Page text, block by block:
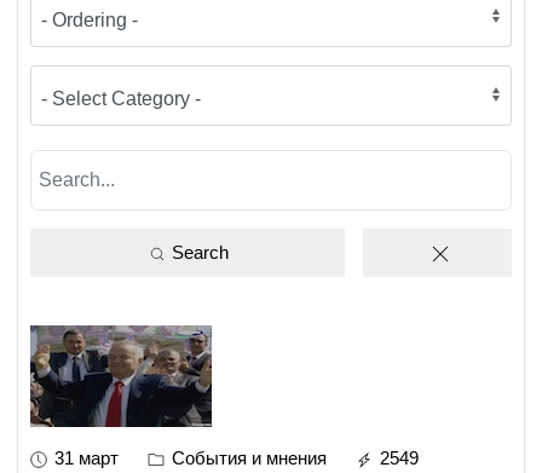
Search
31 март События и мнения
2549